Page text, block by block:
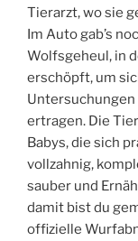
Tierarzt, wo sie
Im Auto gab’s
Wolfsgeheul, in
erschöpft, um
Untersuchungen
ertragen. Die
Babys, die sich
vollzahnig,
sauber und
damit bist du
offizielle